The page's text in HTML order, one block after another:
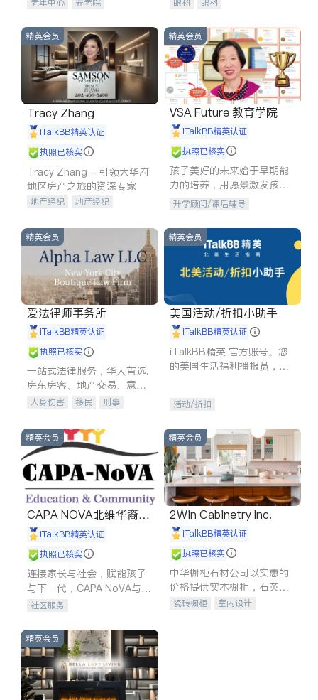
老年中心 养老院 眼科 眼科
精英会员
Tracy Zhang
iTalkBB精英认证
执照已核实
Tracy Zhang - 引领大华府
地区房产之旅的资深专家
地产经纪
地产经纪
商铺租售
精英会员
VSA Future 教育学院
iTalkBB精英认证
执照已核实
孩子美好的未来始于早期能
力的培养，用愿景激发孩子
的学习潜力和动力。理念：
拥有成长型心态是成功的基
石。
升学顾问/课后辅导
精英会员
爱法律师事务所
iTalkBB精英认证
执照已核实
一站式法律服务，华人首选.
房东房客、地产交易、意外
伤害、车祸重伤、商业诉
建筑合同、刑事案件全包办
人身伤害 移民
刑事
信托/遗嘱
商业
索赔
律师-其它 保释
精英会员
美国活动/折扣小助手
iTalkBB精英认证
iTalkBB精英 官方账号。您
的美国生活福利播报员，精
专属福利。
活动/折扣
精英会员
CAPA NOVA北维华裔家
长会iTalkBB精英认证
执照已核实
连接家长与社会，赋能孩子
与下一代，CAPA NoVA与您
携手建设包容、公平、充满
社区服务
精英会员
2Win Cabinetry Inc.
iTalkBB精英认证
执照已核实
中华橱柜石材公司以实惠的
价格提供实木橱柜，石英石
台面，多种优质不锈钢水
瓷砖橱柜
室内设计
精英会员